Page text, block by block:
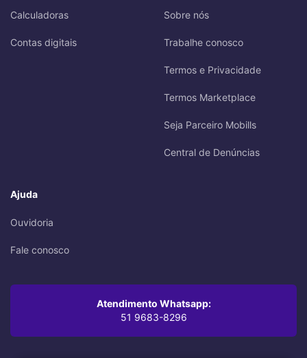
Calculadoras
Contas digitais
Sobre nós
Trabalhe conosco
Termos e Privacidade
Termos Marketplace
Seja Parceiro Mobills
Central de Denúncias
Ajuda
Ouvidoria
Fale conosco
Atendimento Whatsapp:
51 9683-8296